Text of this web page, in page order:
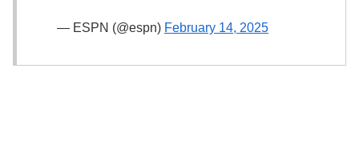
— ESPN (@espn) February 14, 2025